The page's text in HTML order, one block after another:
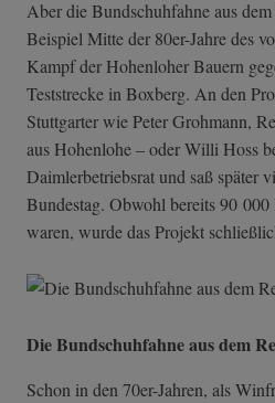
Aber die Bundschuhfahne aus
Beispiel Mitte der 80er-Jahre des
Kampf der Hohenloher Bauern
Teststrecke in Boxberg. An den
Stuttgarter wie Peter Grohmann,
aus Hohenlohe – oder Willi Hoss
Daimlerbetriebsrat und saß später
Bundestag. Obwohl bereits 90
waren, wurde das Projekt
Die Bundschuhfahne aus dem
Schon in den 70er-Jahren, als